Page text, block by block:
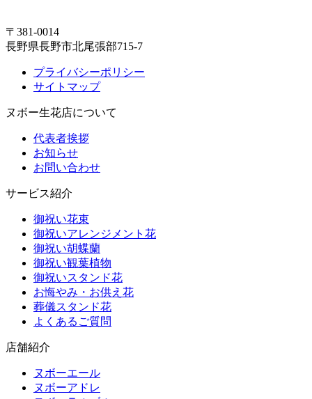
〒381-0014
長野県長野市北尾張部715-7
プライバシーポリシー
サイトマップ
ヌボー生花店について
代表者挨拶
お知らせ
お問い合わせ
サービス紹介
御祝い花束
御祝いアレンジメント花
御祝い胡蝶蘭
御祝い観葉植物
御祝いスタンド花
お悔やみ・お供え花
葬儀スタンド花
よくあるご質問
店舗紹介
ヌボーエール
ヌボーアドレ